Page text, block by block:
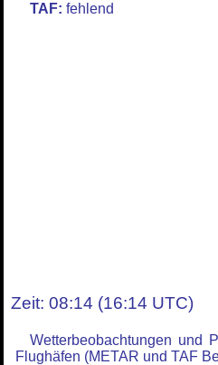
TAF: fehlend
Zeit: 08:14 (16:14 UTC)
Wetterbeobachtungen und
Flughäfen (METAR und TAF